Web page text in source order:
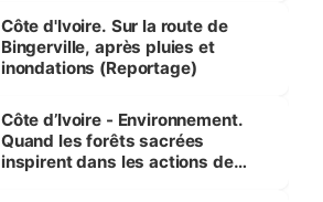
(Alassane Ouattara
Côte d'Ivoire. Sur la route de
Bingerville, après pluies et
inondations (Reportage)
Côte d’Ivoire - Environnement.
Quand les forêts sacrées
inspirent dans les actions de